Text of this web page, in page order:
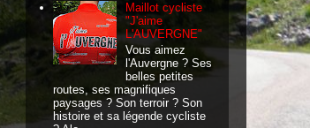
Maillot cycliste
"J'aime
L'AUVERGNE"
Vous aimez
l'Auvergne ? Ses
belles petites
routes, ses magnifiques
paysages ? Son terroir ? Son
histoire et sa légende cycliste